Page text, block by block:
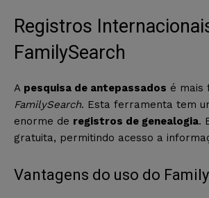
Registros
FamilySearch
A pesquisa de antepassados é mais
FamilySearch. Esta ferramenta tem
enorme de registros de genealogia.
gratuita, permitindo acesso a
Vantagens do uso do